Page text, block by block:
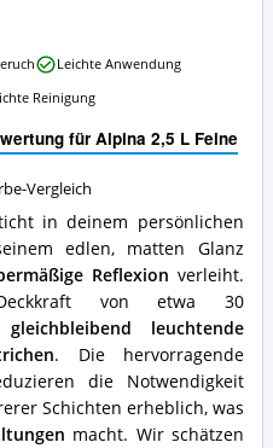
für Alpina 2,5 L Feine
Vergleich
in deinem persönlichen
edlen, matten Glanz
Reflexion verleiht.
von etwa 30
gleichbleibend leuchtende
. Die hervorragende
die Notwendigkeit
Schichten erheblich, was
macht. Wir schätzen
Leichte Anwendung
Reinigung